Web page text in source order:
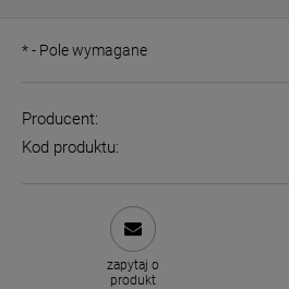
*- Pole wymagane
Producent:
Kod produktu:
zapytaj o
produkt